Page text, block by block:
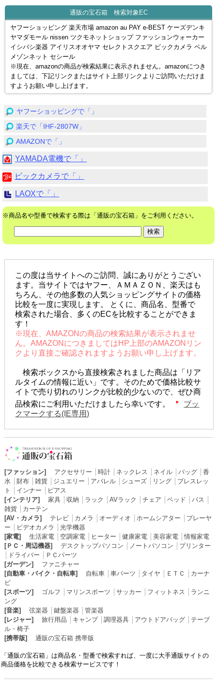
通販の宝石箱 検索対象EC
ヤフーショッピング 楽天市場 amazon au PAY e-BEST ケーズデンキ
ヤマダモール nissen ツクモネットショップ ファッションウォーカー
イシバシ楽器 アイリスオオヤマ セレクトスクエア ビックカメラ ベル
メゾンネット セシール
※現在、amazonの商品が検索結果に表示されません。amazonにつき
ましては、下記リンクまたはサイト上部リンクよりご訪問いただけま
すようお願い申し上げます。
ヤフーショッピングで「」
楽天で「IHF-2807W」
AMAZONで「」
YAMADA電機で「」
ビックカメラで「」
LAOXで「」
※商品名や型番で検索する際は「通販の宝石箱」をご利用ください。
この度は当サイトへのご訪問、誠にありがとうござい
ます。当サイトではヤフー、ＡＭＡＺＯＮ、楽天はも
ちろん、その他多数の人気ショッピングサイトの価格
比較を一度に実現します。 とくに、商品名、型番で
検索された場合、多くのECを比較することができま
す！
※現在、AMAZONの商品の検索結果が表示されませ
ん。AMAZONにつきましてはHP上部のAMAZONリン
クより直接ご確認されますようお願い申し上げます。
検索ボックスから直接検索されました商品は「リア
ルタイムの情報に近い」です。そのためで価格比較サ
イトで売り切れのリンクが比較的少ないので、ぜひ商
品検索にご利用いただけましたら幸いです。
ブッ
クマークする(IE専用)
[ファッション] アクセサリー 時計│ ネックレス ネイル│ バッグ│ 香
水
財布│ 雑貨│ ジュエリー アパレル│ シューズ│ リング│ ブレスレッ
ト
インナー
ピアス
[インテリア]
家具│ 収納 ラック AVラック チェア ベッド バス
雑貨│ カーテン
[AV・カメラ]
テレビ│ カメラ オーディオ ホームシアター
プレーヤ
ー
ビデオカメラ
光学機器
[家電]
生活家電│ 空調家電│ ヒーター 健康家電│ 美容家電│情報家電
[ＰＣ・周辺機器]
デスクトップパソコン ノートパソコン
プリンター
ドライバー
ＰＣパーツ
[ガーデン]
ファニチャー
[自動車・バイク・自転車]
自転車│ 車パーツ タイヤ ＥＴＣ
カーナ
ビ
[スポーツ]
ゴルフ マリンスポーツ サッカー フィットネス
ランニ
ング
[音楽]
弦楽器 鍵盤楽器
管楽器
[レジャー]
旅行用品 キャンプ│ 調理器具│ アウトドアバッグ│ テーブ
ル・椅子
[携帯版]
通販の宝石箱 携帯版
「通販の宝石箱」は商品名・型番で検索すれば、一度に大手通販サイトの
商品価格を比較できる検索サービスです！